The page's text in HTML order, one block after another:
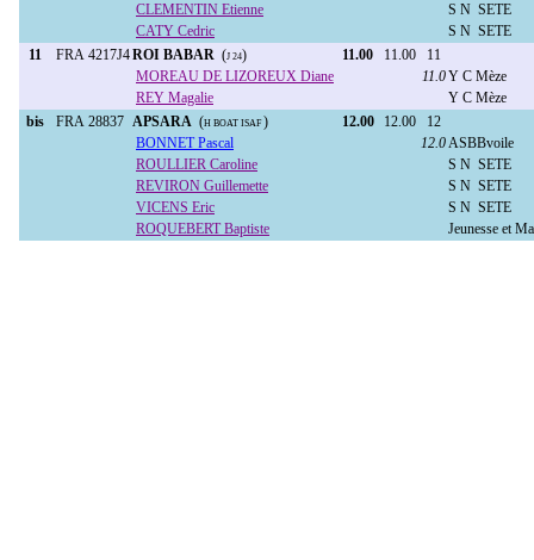
CLEMENTIN Etienne
CATY Cedric
S N SETE
S N SETE
11
FRA 4217J4ROI BABAR (J 24)
MOREAU DE LIZOREUX Diane
REY Magalie
11.00 11.00
11
11.0Y C Mèze
Y C Mèze
bis
FRA 28837 APSARA (H BOAT ISAF)
BONNET Pascal
ROULLIER Caroline
REVIRON Guillemette
VICENS Eric
ROQUEBERT Baptiste
12.00 12.00
12
12.0ASBBvoile
S N SETE
S N SETE
S N SETE
Jeunesse et